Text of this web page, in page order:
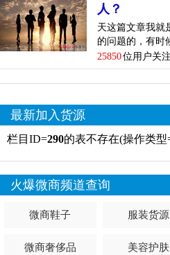
人？
天这篇文章我就
的问题的，有时
25850位用户关注
最新加入货源
栏目ID=290的表不存在(操作类型
火爆微商频道查询
微商鞋子 服装货源
微商奢侈品 美容护肤